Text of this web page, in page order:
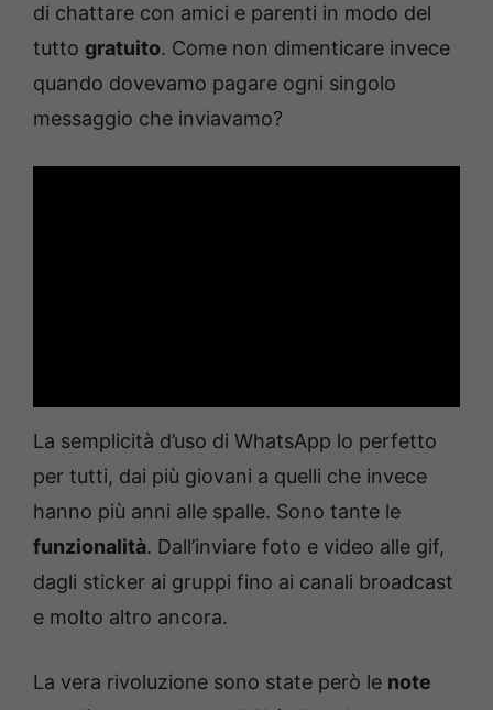
di chattare con amici e parenti in modo del
tutto gratuito. Come non dimenticare invece
quando dovevamo pagare ogni singolo
messaggio che inviavamo?
La semplicità d’uso di WhatsApp lo perfetto
per tutti, dai più giovani a quelli che invece
hanno più anni alle spalle. Sono tante le
funzionalità. Dall’inviare foto e video alle gif,
dagli sticker ai gruppi fino ai canali broadcast
e molto altro ancora.
La vera rivoluzione sono state però le note